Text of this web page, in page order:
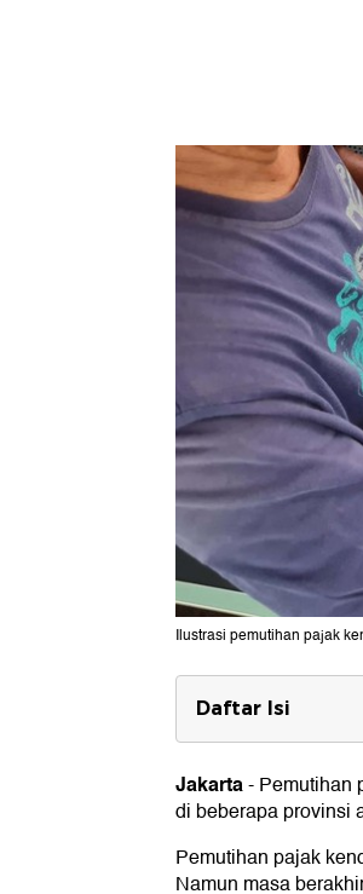
Ilustrasi pemutihan pajak
Daftar Isi
Daftar
Tunggakan
1. Kalimantan
2. Kalimantan
3. Sumatera
4. Sumatera
Jakarta-Pemutihan
di beberapa provinsi
Pemutihan pajak
Namun masa